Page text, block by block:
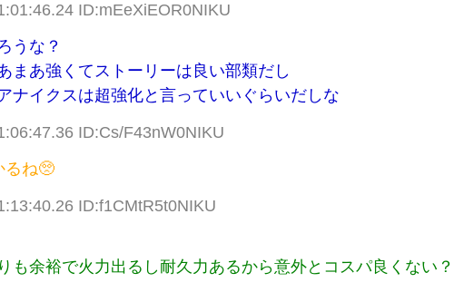
ID:mEeXiEOR0NIKU
うな？
まあ強くてストーリーは良い部類だし
ナイクスは超強化と言っていいぐらいだしな
ID:Cs/F43nW0NIKU
るね🥺
ID:f1CMtR5t0NIKU
も余裕で火力出るし耐久力あるから意外とコスパ良くない？